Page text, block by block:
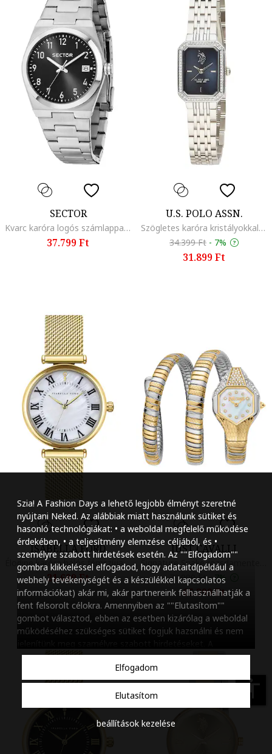
Szia! A Fashion Days a lehető legjobb élményt szeretné
nyújtani Neked. Az alábbiak miatt használunk sütiket és
hasonló technológiákat: • a weboldal megfelelő működése
érdekében, • a teljesítmény elemzése céljából, és •
személyre szabott hirdetések esetén. Az ""Elfogadom""
gombra klikkeléssel elfogadod, hogy adataitd(például a
webhely tevékenységét és a készülékkel kapcsolatos
információkat) akár mi, akár partnereink felhasználhatják a
fent felsorolt célokra. Amennyiben az ""Elutasítom""
gombot választod, ebben az esetben kizárólag a weboldal
működéséhez szükséges sütiket fogjuk hazsnálni és nem
beállításaidat bármikor módosíthatod, a ""Beállítások
kezelése"" gombra kattintva. Tudj meg többet
szabályzatunkról.
Elfogadom
Elutasítom
beállítások kezelése
SECTOR
Kvarc karóra logós számlappal, Ezüstszín
37.799 Ft
U.S. POLO ASSN.
Szögletes karóra kristályokkal, Ezüstszín
34.399 Ft - 7%
31.899 Ft
ISABELLA FORD
Élodine karóra hálós fémszíjjal, Aranyszín
21.699 Ft
JUST CAVALLI
70.999 Ft -7%
65.399 Ft
accessibility
Szöveg méretének
Szóköz növelése
Szóköz csökkentése
Sortávolság
Sortávolság
Színek invertálása
Szürke
Nagy kurzor